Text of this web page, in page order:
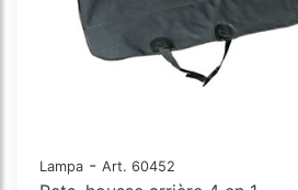
Lampa - Art. 60452